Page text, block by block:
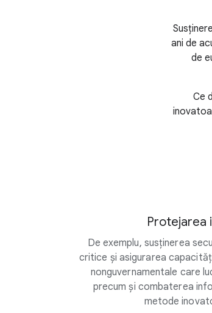
ani de
de
Ce
Protejarea
De exemplu, susținerea
critice și asigurarea
nonguvernamentale care
precum și combaterea
metode